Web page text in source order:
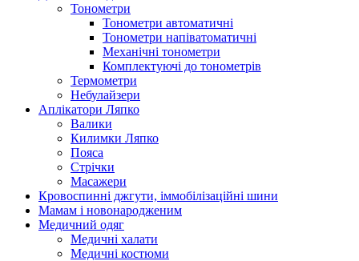
Тонометри
Тонометри автоматичні
Тонометри напіватоматичні
Механічні тонометри
Комплектуючі до тонометрів
Термометри
Небулайзери
Аплікатори Ляпко
Валики
Килимки Ляпко
Пояса
Стрічки
Масажери
Кровоспинні джгути, іммобілізаційні шини
Мамам і новонародженим
Медичний одяг
Медичні халати
Медичні костюми